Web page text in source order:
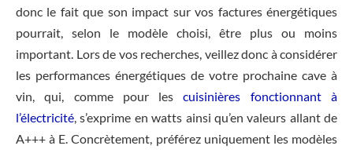
donc le fait que son impact sur vos factures énergétiques
pourrait, selon le modèle choisi, être plus ou moins
important. Lors de vos recherches, veillez donc à considérer
les performances énergétiques de votre prochaine cave à
vin, qui, comme pour lescuisinières fonctionnant à
l’électricité, s’exprime en watts ainsi qu’en valeurs allant de
A+++ à E. Concrètement, préférez uniquement les modèles